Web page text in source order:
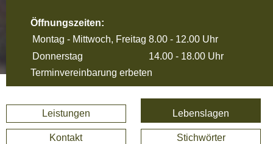
Öffnungszeiten:
Montag - Mittwoch, Freitag 8.00 - 12.00 Uhr
Donnerstag
14.00 - 18.00 Uhr
Terminvereinbarung erbeten
Leistungen Lebenslagen
Kontakt Stichwörter